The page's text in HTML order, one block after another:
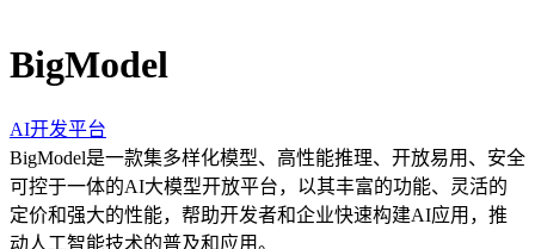
BigModel
AI开发平台
BigModel是一款集多样化模型、高性能推理、开放易用、安全
可控于一体的AI大模型开放平台，以其丰富的功能、灵活的
定价和强大的性能，帮助开发者和企业快速构建AI应用，推
动人工智能技术的普及和应用。